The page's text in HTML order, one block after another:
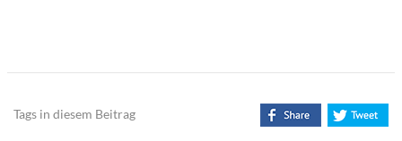
Tags in diesem Beitrag